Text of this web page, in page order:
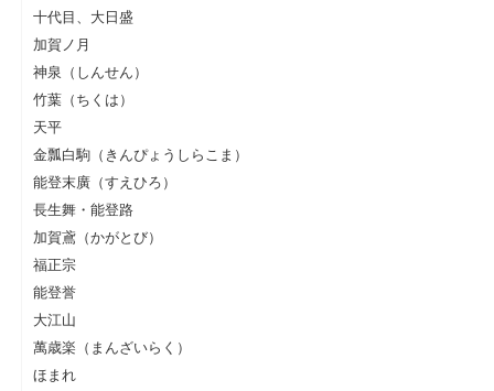
十代目、大日盛
加賀ノ月
神泉（しんせん）
竹葉（ちくは）
天平
金瓢白駒（きんぴょうしらこま）
能登末廣（すえひろ）
長生舞・能登路
加賀鳶（かがとび）
福正宗
能登誉
大江山
萬歳楽（まんざいらく）
ほまれ